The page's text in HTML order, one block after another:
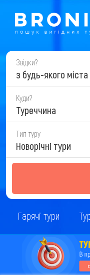
Звідки?
з будь-якого міста
Куди?
Туреччина
Тип туру
Новорічні тури
Гарячі тури